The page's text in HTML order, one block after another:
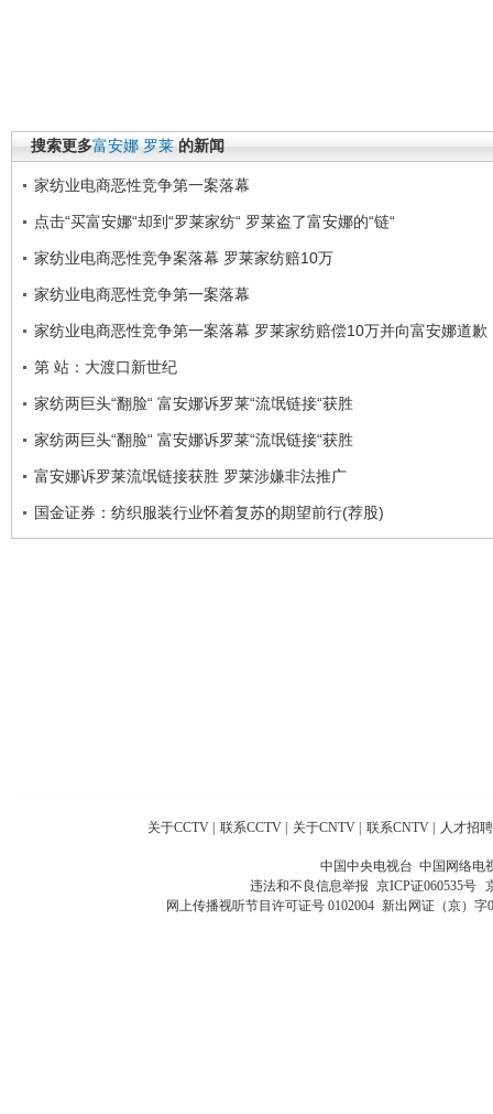
搜索更多富安娜 罗莱 的新闻
家纺业电商恶性竞争第一案落幕
点击“买富安娜“却到“罗莱家纺“ 罗莱盗了富安娜的“链“
家纺业电商恶性竞争案落幕 罗莱家纺赔10万
家纺业电商恶性竞争第一案落幕
家纺业电商恶性竞争第一案落幕 罗莱家纺赔偿10万并向富安娜道歉
第 站：大渡口新世纪
家纺两巨头“翻脸“ 富安娜诉罗莱“流氓链接“获胜
家纺两巨头“翻脸“ 富安娜诉罗莱“流氓链接“获胜
富安娜诉罗莱流氓链接获胜 罗莱涉嫌非法推广
国金证券：纺织服装行业怀着复苏的期望前行(荐股)
关于CCTV 联系CCTV 关于CNTV 联系CNTV 人才招聘
中国中央电视台 中国网络电
违法和不良信息举报 京ICP证060535号
网上传播视听节目许可证号 0102004 新出网证（京）